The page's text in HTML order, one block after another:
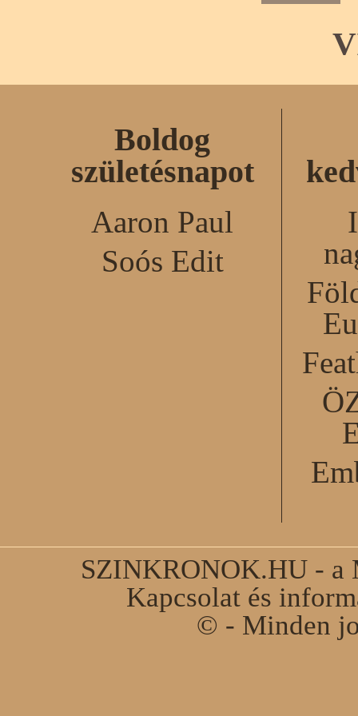
Boldog
születésnapot
Aaron Paul
Soós Edit
SZINKRONOK.HU - a
Kapcsolat és
© - Minden